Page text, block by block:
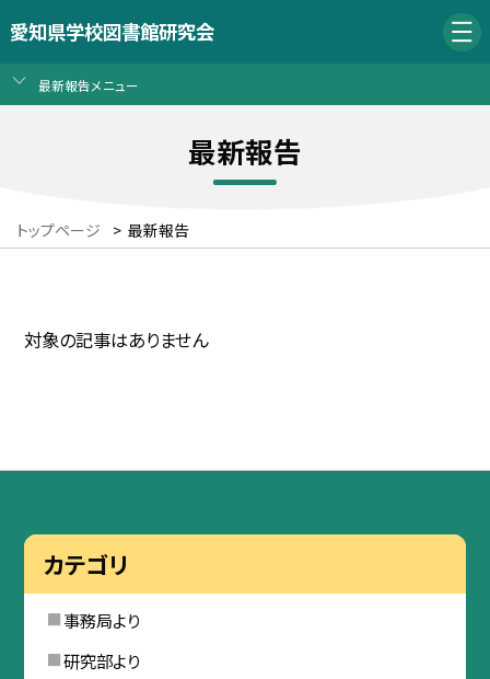
愛知県学校図書館研究会
最新報告メニュー
最新報告
トップページ > 最新報告
対象の記事はありません
カテゴリ
事務局より
研究部より